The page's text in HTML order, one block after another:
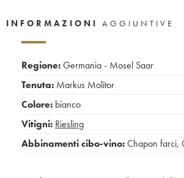
INFORMAZIONI AGGIUNTIVE
Regione:Germania - Mosel Saar
Tenuta: Markus Molitor
Colore: bianco
Vitigni: Riesling
Abbinamenti cibo-vino:Chapon farci,